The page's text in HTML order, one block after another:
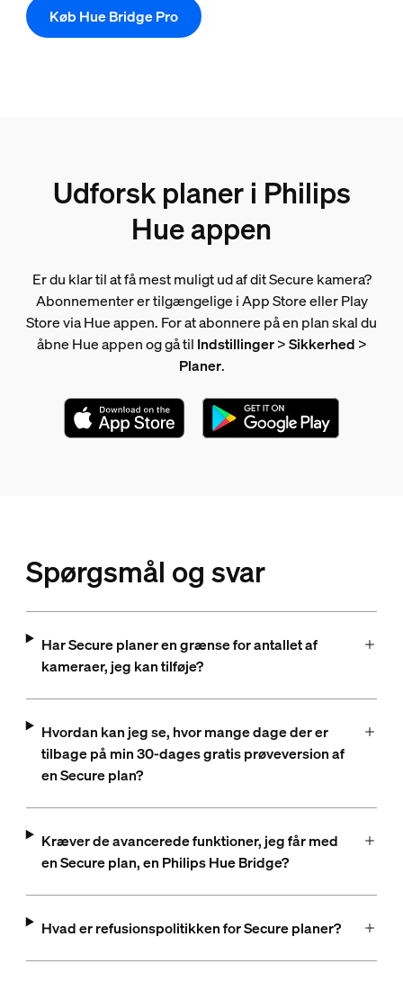
Køb Hue Bridge Pro
Udforsk planer i Philips
Hue appen
Er du klar til at få mest muligt ud af dit Secure kamera?
Abonnementer er tilgængelige i App Store eller Play
Store via Hue appen. For at abonnere på en plan skal du
åbne Hue appen og gå til Indstillinger>Sikkerhed >
Planer.
Spørgsmål og svar
Har Secure planer en grænse for antallet af
kameraer, jeg kan tilføje?
Hvordan kan jeg se, hvor mange dage der er
tilbage på min 30-dages gratis prøveversion af
en Secure plan?
Kræver de avancerede funktioner, jeg får med
en Secure plan, en Philips Hue Bridge?
Hvad er refusionspolitikken for Secure planer?